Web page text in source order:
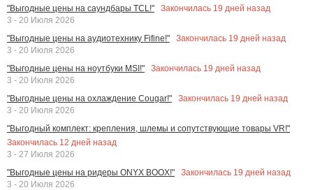
"Выгодные цены на саундбары TCL!"
Закончилась 19 дней назад
3 - 20 Июля 2026
"Выгодные цены на аудиотехнику Fifine!"
Закончилась 19 дней назад
3 - 20 Июля 2026
"Выгодные цены на ноутбуки MSI!"
Закончилась 19 дней назад
3 - 20 Июля 2026
"Выгодные цены на охлаждение Cougar!"
Закончилась 19 дней назад
3 - 20 Июля 2026
"Выгодный комплект: крепления, шлемы и сопутствующие товары VR!"
Закончилась 12 дней назад
3 - 27 Июля 2026
"Выгодные цены на ридеры ONYX BOOX!"
Закончилась 19 дней назад
3 - 20 Июля 2026